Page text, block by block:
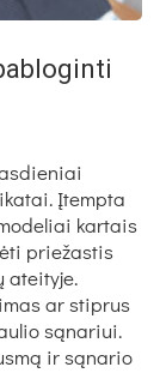
Įtempta
kartais
priežastis
ateityje.
ar stiprus
sąnariui.
ir sąnario